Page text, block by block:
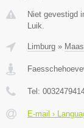
Niet gevestigd
Luik.
Limburg »
Tel:
E-mail ›